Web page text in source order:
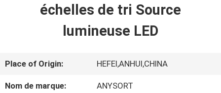
SUJET
DE
échelles de tri Source
lumineuse LED
Place of Origin: HEFEI,ANHUI,CHINA
Nom de marque: ANYSORT